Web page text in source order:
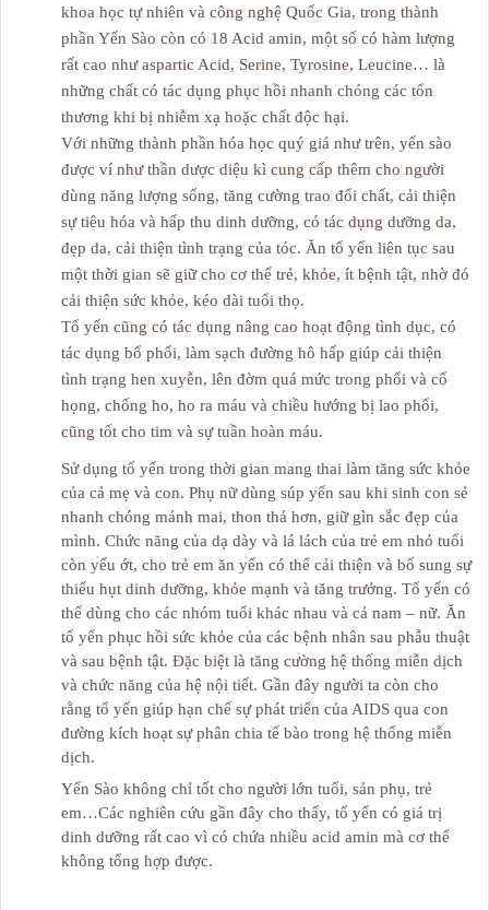
khoa học tự nhiên và công nghệ Quốc Gia, trong thành
phần Yến Sào còn có 18 Acid amin, một số có hàm lượng
rất cao như aspartic Acid, Serine, Tyrosine, Leucine… là
những chất có tác dụng phục hồi nhanh chóng các tổn
thương khi bị nhiễm xạ hoặc chất độc hại.
Với những thành phần hóa học quý giá như trên, yến sào
được ví như thần dược diệu kì cung cấp thêm cho người
dùng năng lượng sống, tăng cường trao đổi chất, cải thiện
sự tiêu hóa và hấp thu dinh dưỡng, có tác dụng dưỡng da,
đẹp da, cải thiện tình trạng của tóc. Ăn tổ yến liên tục sau
một thời gian sẽ giữ cho cơ thể trẻ, khỏe, ít bệnh tật, nhờ đó
cải thiện sức khỏe, kéo dài tuổi thọ.
Tổ yến cũng có tác dụng nâng cao hoạt động tình dục, có
tác dụng bổ phổi, làm sạch đường hô hấp giúp cải thiện
tình trạng hen xuyễn, lên đờm quá mức trong phổi và cổ
họng, chống ho, ho ra máu và chiều hướng bị lao phổi,
cũng tốt cho tim và sự tuần hoàn máu.
Sử dụng tổ yến trong thời gian mang thai làm tăng sức khỏe
của cả mẹ và con. Phụ nữ dùng súp yến sau khi sinh con sẻ
nhanh chóng mảnh mai, thon thả hơn, giữ gìn sắc đẹp của
mình. Chức năng của dạ dày và lá lách của trẻ em nhỏ tuổi
còn yếu ớt, cho trẻ em ăn yến có thể cải thiện và bổ sung sự
thiếu hụt dinh dưỡng, khỏe mạnh và tăng trưởng. Tổ yến có
thể dùng cho các nhóm tuổi khác nhau và cả nam – nữ. Ăn
tổ yến phục hồi sức khỏe của các bệnh nhân sau phẫu thuật
và sau bệnh tật. Đặc biệt là tăng cường hệ thống miễn dịch
và chức năng của hệ nội tiết. Gần đây người ta còn cho
rằng tổ yến giúp hạn chế sự phát triển của AIDS qua con
đường kích hoạt sự phân chia tế bào trong hệ thống miễn
dịch.
Yến Sào không chỉ tốt cho người lớn tuổi, sản phụ, trẻ
em…Các nghiên cứu gần đây cho thấy, tổ yến có giá trị
dinh dưỡng rất cao vì có chứa nhiều acid amin mà cơ thể
không tổng hợp được.